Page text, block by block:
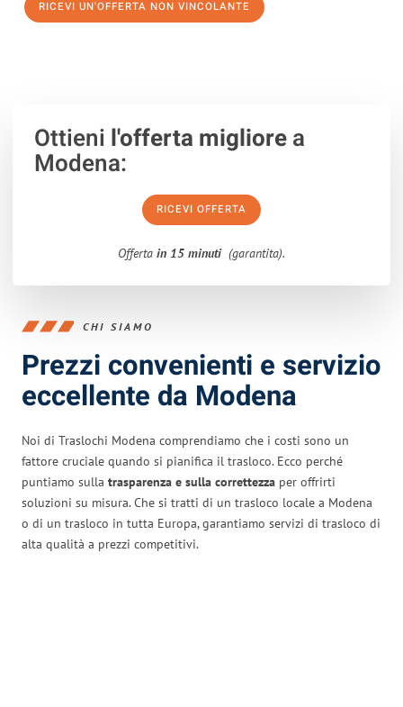
RICEVI UN'OFFERTA NON VINCOLANTE
Ottieni l'offerta migliorea
Modena:
RICEVI OFFERTA
Offerta in 15 minuti (garantita).
CHI SIAMO
Prezzi convenienti e servizio
eccellente da Modena
Noi di Traslochi Modena comprendiamo che i costi sono un
fattore cruciale quando si pianifica il trasloco. Ecco perché
puntiamo sulla trasparenza e sulla correttezza per offrirti
soluzioni su misura. Che si tratti di un trasloco locale a Modena
o di un trasloco in tutta Europa, garantiamo servizi di trasloco di
alta qualità a prezzi competitivi.